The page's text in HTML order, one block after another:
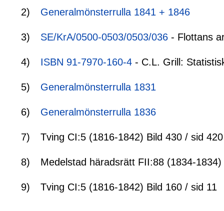
2) Generalmönsterrulla 1841 + 1846
3) SE/KrA/0500-0503/0503/036 - Flottans
4) ISBN 91-7970-160-4 - C.L. Grill:
5) Generalmönsterrulla 1831
6) Generalmönsterrulla 1836
7) Tving CI:5 (1816-1842) Bild 430 / sid 420
8) Medelstad häradsrätt FII:88 (1834-
9) Tving CI:5 (1816-1842) Bild 160 / sid 11